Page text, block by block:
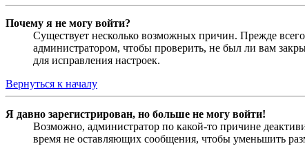
Почему я не могу войти?
Существует несколько возможных причин. Прежде
администратором, чтобы проверить, не был ли вам
для исправления настроек.
Вернуться к началу
Я давно зарегистрирован, но больше не могу войти!
Возможно, администратор по какой-то причине
время не оставляющих сообщения, чтобы уменьшить